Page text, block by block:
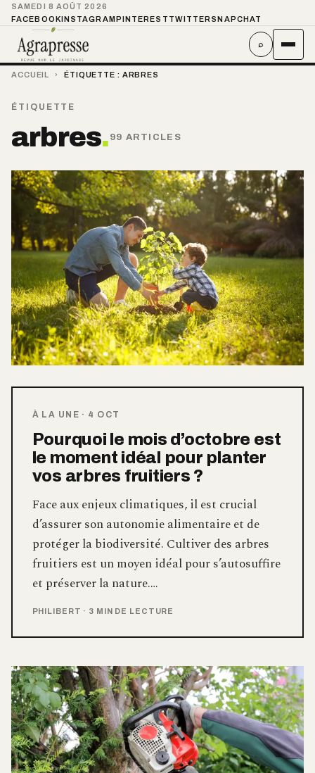
SAMEDI 8 AOÛT 2026
FACEBOOKINSTAGRAMPINTEREST TWITTER SNAPCHAT
⌕
ACCUEIL › ÉTIQUETTE : ARBRES
ÉTIQUETTE
arbres. 99 ARTICLES
À LA UNE · 4 OCT
Pourquoi le mois d’octobre est
le moment idéal pour planter
vos arbres fruitiers ?
Face aux enjeux climatiques, il est crucial
d’assurer son autonomie alimentaire et de
protéger la biodiversité. Cultiver des arbres
fruitiers est un moyen idéal pour s’autosuffire
et préserver la nature.…
PHILIBERT · 3 MIN DE LECTURE